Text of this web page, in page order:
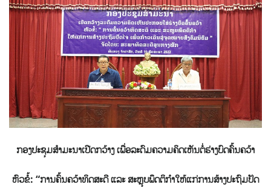
ກອງ​ປະ​ຊຸມ​ສຳ​ມະ​ນາ​ເປີດກວ້າງ ເພື່ອ​ລະ​ດົມ​ຄວາມ​ຄິດ​ເຫັນ​ຕໍ່​ຮ່າງ​ບົດ​ຄົ້ນ​ຄວ້າ
ຫົວ​ຂໍ້: “ການຄົ້ນຄວ້າທິດສະດີ ແລະ ສະຫຼຸບພຶດຕິກຳໃຫ້ແກ່ການສ້າງປະຖົມປັດ